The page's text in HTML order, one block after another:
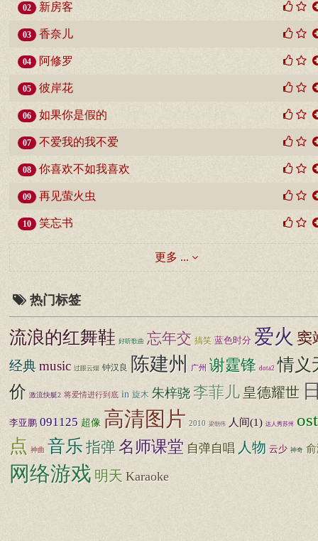
02 新房客
03 香奈儿
04 阿修罗
05 彼岸花
06 如果你是假的
07 不爱我的我不爱
08 你喜欢不如我喜欢
09 再见萤火虫
10 笑忘书
更多 ...
热门标签
流浪的红舞鞋 好听歌曲 忘年交 搞笑 蓝色时分 爱火 窦
经典music 过眼云烟 钟汉良 陈建州 广州 谢霆锋 dota2 情义
价 激流快艇2 将爱情进行到底 in 旋木 朱梓骁 李菲儿 皇德耀世
李亚鹏 091125 超像 高清图片 2010 梁朝伟 人间(1) 达人秀苏州 ost
点 神曲 音乐指弹名师课堂 自弹自唱 人物 云少 神奇
网络游戏 明天 Karaoke